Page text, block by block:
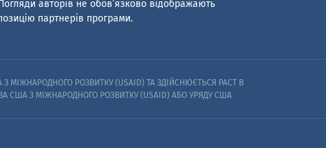
авторів не обов’язково відображають
партнерів програми.
РОЗВИТКУ (USAID) ТА ЗДІЙСНЮЄТЬСЯ PACT В
США З МІЖНАРОДНОГО РОЗВИТКУ (USAID) АБО УРЯДУ США